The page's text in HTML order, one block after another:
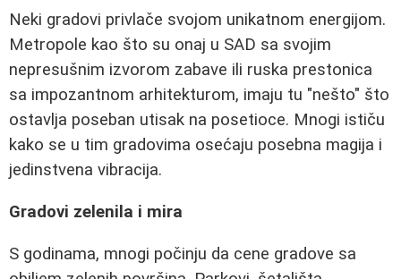
Neki gradovi privlače svojom unikatnom energijom.
Metropole kao što su onaj u SAD sa svojim
nepresušnim izvorom zabave ili ruska prestonica
sa impozantnom arhitekturom, imaju tu "nešto" što
ostavlja poseban utisak na posetioce. Mnogi ističu
kako se u tim gradovima osećaju posebna magija i
jedinstvena vibracija.
Gradovi zelenila i mira
S godinama, mnogi počinju da cene gradove sa